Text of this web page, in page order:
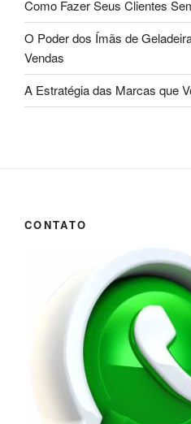
Como Fazer Seus Clientes
O Poder dos Ímãs de
Vendas
A Estratégia das Marcas que
CONTATO